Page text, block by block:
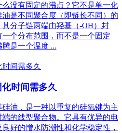
没有固定的沸点？它不是单一化
是不同聚合度（即链长不同）的
分子链两端由羟基（-OH）封
个分布范围，而不是一个固定
是一个温度 ...
时间需多久
油，是一种以重复的硅氧键为主
的线型聚合物。它具有优异的电
好的憎水防潮性和化学稳定性，